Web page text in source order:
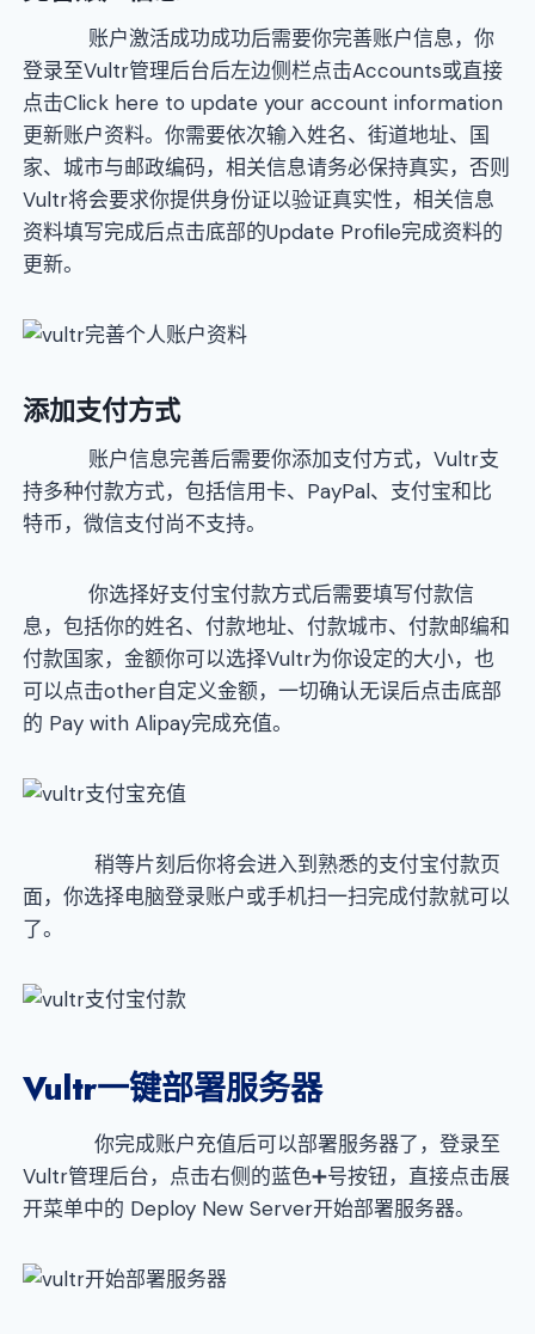
账户激活成功成功后需要你完善账户信息，你
登录至Vultr管理后台后左边侧栏点击Accounts或直接
点击Click here to update your account information
更新账户资料。你需要依次输入姓名、街道地址、国
家、城市与邮政编码，相关信息请务必保持真实，否则
Vultr将会要求你提供身份证以验证真实性，相关信息
资料填写完成后点击底部的Update Profile完成资料的
更新。
添加支付方式
账户信息完善后需要你添加支付方式，Vultr支
持多种付款方式，包括信用卡、PayPal、支付宝和比
特币，微信支付尚不支持。
你选择好支付宝付款方式后需要填写付款信
息，包括你的姓名、付款地址、付款城市、付款邮编和
付款国家，金额你可以选择Vultr为你设定的大小，也
可以点击other自定义金额，一切确认无误后点击底部
的 Pay with Alipay完成充值。
稍等片刻后你将会进入到熟悉的支付宝付款页
面，你选择电脑登录账户或手机扫一扫完成付款就可以
了。
Vultr一键部署服务器
你完成账户充值后可以部署服务器了，登录至
Vultr管理后台，点击右侧的蓝色➕号按钮，直接点击展
开菜单中的 Deploy New Server开始部署服务器。